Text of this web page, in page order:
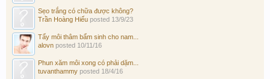
Sẹo trắng có chữa được không?
Trần Hoàng Hiếu posted 13/9/23
Tẩy môi thâm bẩm sinh cho nam...
alovn posted 10/11/16
Phun xăm môi xong có phải dặm...
tuvanthammy posted 18/4/16